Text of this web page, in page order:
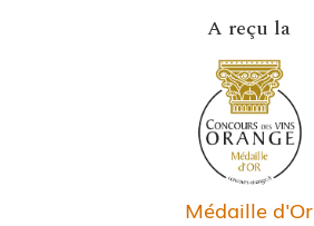
A reçu la
Médaille d'Or